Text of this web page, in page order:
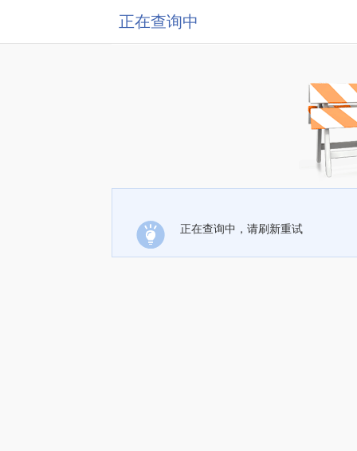
正在查询中
正在查询中，请刷新重试